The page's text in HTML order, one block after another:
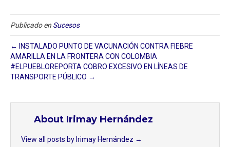
Publicado en Sucesos
← INSTALADO PUNTO DE VACUNACIÓN CONTRA FIEBRE
AMARILLA EN LA FRONTERA CON COLOMBIA
#ELPUEBLOREPORTA COBRO EXCESIVO EN LÍNEAS DE
TRANSPORTE PÚBLICO →
About Irimay Hernández
View all posts by Irimay Hernández →